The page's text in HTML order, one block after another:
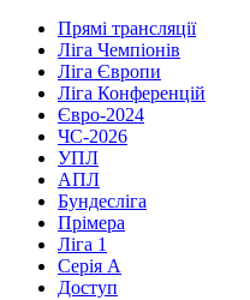
Прямі трансляції
Ліга Чемпіонів
Ліга Європи
Ліга Конференцій
Євро-2024
ЧС-2026
УПЛ
АПЛ
Бундесліга
Прімера
Ліга 1
Серія А
Доступ